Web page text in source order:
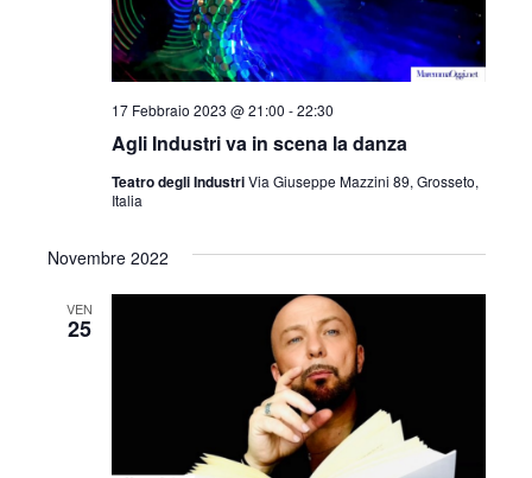
Agli Industri va in scena la danza
17 Febbraio 2023 @ 21:00 -22:30
Teatro degli IndustriVia Giuseppe Mazzini 89, Grosseto,
Italia
Novembre 2022
VEN
25